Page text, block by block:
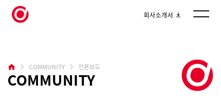
회사소개서
COMMUNITY 언론보도
COMMUNITY